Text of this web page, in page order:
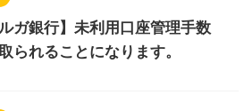
ルガ銀行】未利用口座管理手数
られることになります。